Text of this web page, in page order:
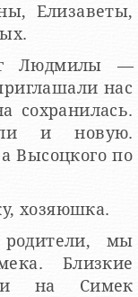
Елизаветы,
Людмилы —
нас
сохранилась.
и новую.
Высоцкого по
хозяюшка.
мы
Близкие
на Симек